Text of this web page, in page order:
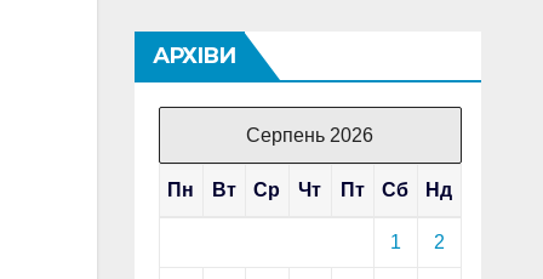
АРХІВИ
Серпень 2026
Пн Вт Ср Чт Пт Сб Нд
1 2